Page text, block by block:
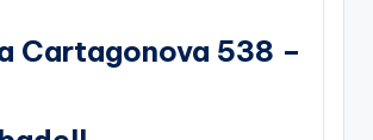
Cartagonova 538 –